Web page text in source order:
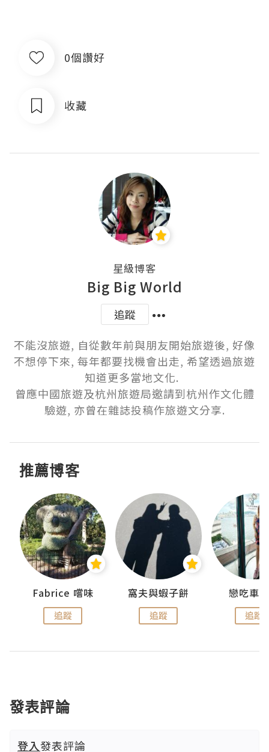
0個讚好
收藏
星級博客
Big Big World
追蹤
不能沒旅遊, 自從數年前與朋友開始旅遊後, 好像
不想停下來, 每年都要找機會出走, 希望透過旅遊
知道更多當地文化.
曾應中國旅遊及杭州旅遊局邀請到杭州作文化體
驗遊, 亦曾在雜誌投稿作旅遊文分享.
推薦博客
Fabrice 嚐味
追蹤
窩夫與蝦子餅
追蹤
戀吃車
追蹤
發表評論
登入發表評論